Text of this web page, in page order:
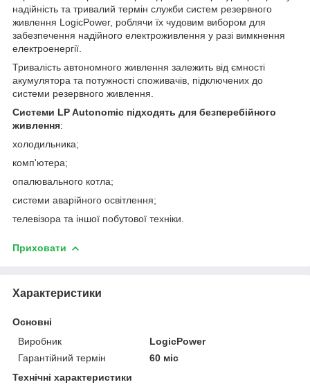
надійність та тривалий термін служби систем резервного
живлення LogicPower, роблячи їх чудовим вибором для
забезпечення надійного електроживлення у разі вимкнення
електроенергії.
Тривалість автономного живлення залежить від ємності
акумулятора та потужності споживачів, підключених до
системи резервного живлення.
Системи LP Autonomic підходять для безперебійного
живлення:
холодильника;
комп'ютера;
опалювального котла;
системи аварійного освітлення;
телевізора та іншої побутової техніки.
Приховати
Характеристики
Основні
Виробник
LogicPower
Гарантійний термін
60 міс
Технічні характеристики